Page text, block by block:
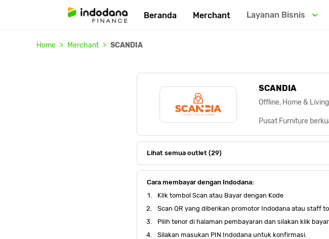
Beranda Merchant Layanan Bisnis
Home Merchant SCANDIA
SCANDIA
Offline, Home & Living
Pusat Furniture
Lihat semua outlet (29)
Cara membayar dengan Indodana:
Klik tombol Scan atau Bayar dengan Kode
Scan QR yang diberikan promotor Indodana atau staff
Pilih tenor di halaman pembayaran dan silakan klik
Silakan masukan PIN Indodana untuk konfirmasi.